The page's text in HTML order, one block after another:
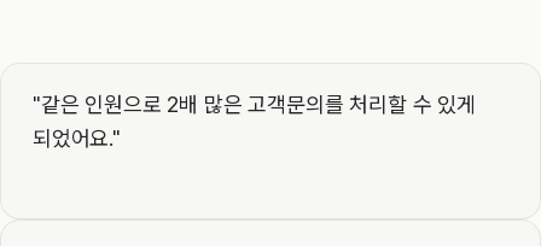
"같은 인원으로 2배 많은 고객문의를 처리할 수 있게
되었어요."